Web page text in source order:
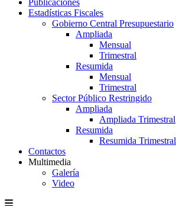
Publicaciones
Estadísticas Fiscales
Gobierno Central Presupuestario
Ampliada
Mensual
Trimestral
Resumida
Mensual
Trimestral
Sector Público Restringido
Ampliada
Ampliada Trimestral
Resumida
Resumida Trimestral
Contactos
Multimedia
Galería
Video